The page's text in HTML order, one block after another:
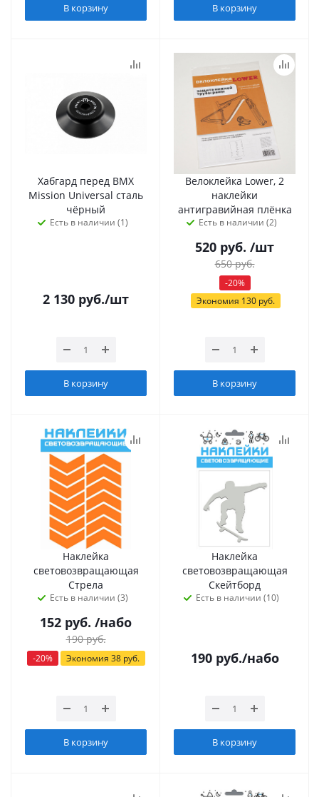
В корзину В корзину
Хабгард перед BMX
Mission Universal сталь
чёрный
Есть в наличии (1)
2 130 руб./шт
В корзину
Велоклейка Lower, 2
наклейки
антигравийная плёнка
Есть в наличии (2)
520 руб. /шт
650руб.
-20%
Экономия 130 руб.
В корзину
Наклейка
световозвращающая
Стрела
Есть в наличии (3)
152 руб. /набо
190руб.
-20% Экономия 38руб.
В корзину
Наклейка
световозвращающая
Скейтборд
Есть в наличии (10)
190руб./набо
В корзину